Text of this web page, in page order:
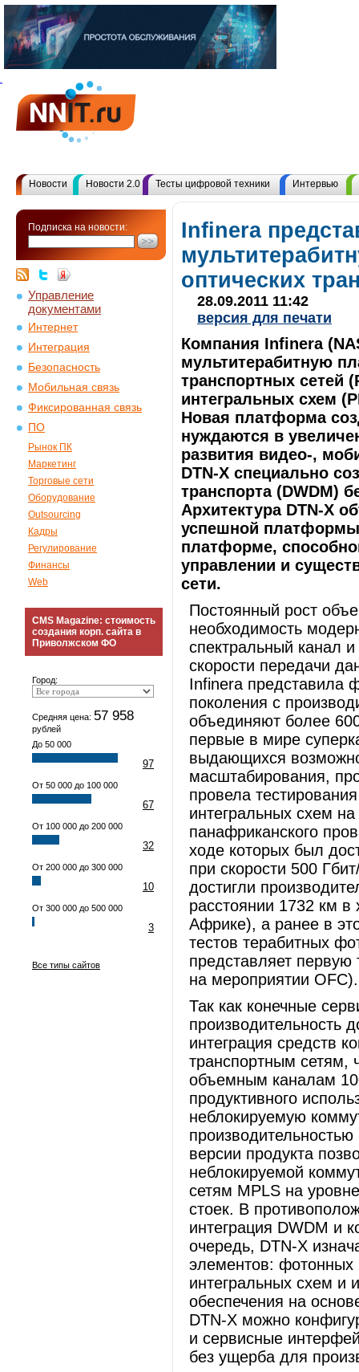
Новости Новости 2.0 Тесты цифровой техники Интервью
Подписка на новости:
Управление
документами
Интернет
Интеграция
Безопасность
Мобильная связь
Фиксированная связь
ПО
Рынок ПК
Маркетинг
Торговые сети
Оборудование
Outsourcing
Кадры
Регулирование
Финансы
Web
CMS Magazine: стоимость
создания корп. сайта в
Приволжском ФО
Город:
Средняя цена: 57 958
рублей
До 50 000
97
От 50 000 до 100 000
67
От 100 000 до 200 000
32
От 200 000 до 300 000
10
От 300 000 до 500 000
3
Все типы сайтов
Infinera
оптических
28.09.2011 11:42
версия для печати
Компания Infinera
мультитерабитную
транспортных сетей
интегральных схем
Новая платформа
нуждаются в
развития видео-,
DTN-X специально
транспорта (DWDM)
Архитектура DTN-X
успешной платформы
платформе,
управлении и
сети.
Постоянный рост
необходимость
спектральный канал
скорости передачи
Infinera представила
поколения с
объединяют более
первые в мире
выдающихся
масштабирования,
провела
интегральных схем
панафриканского
ходе которых был
при скорости 500
достигли
расстоянии 1732 км в
Африке), а ранее в
тестов терабитных
представляет
на мероприятии
Так как конечные
производительность
интеграция средств
транспортным сетям,
объемным каналам
продуктивного
неблокируемую
версии продукта
неблокируемой
сетям MPLS на
стоек. В
интеграция DWDM и
очередь, DTN-X
элементов: фотонных
интегральных схем и
обеспечения на
DTN-X можно
и сервисные
без ущерба для